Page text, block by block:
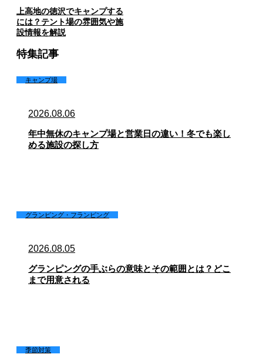
上高地の徳沢でキャンプする
には？テント場の雰囲気や施
設情報を解説
特集記事
キャンプ場
2026.08.06
年中無休のキャンプ場と営業日の違い！冬でも楽し
める施設の探し方
グランピング・フランピング
2026.08.05
グランピングの手ぶらの意味とその範囲とは？どこ
まで用意される
季節対策